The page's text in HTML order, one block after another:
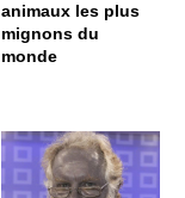
animaux les plus
mignons du
monde